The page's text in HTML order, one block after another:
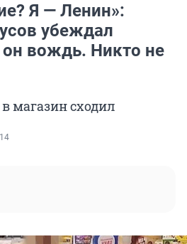
Я — Ленин»:
убеждал
вождь. Никто не
магазин сходил